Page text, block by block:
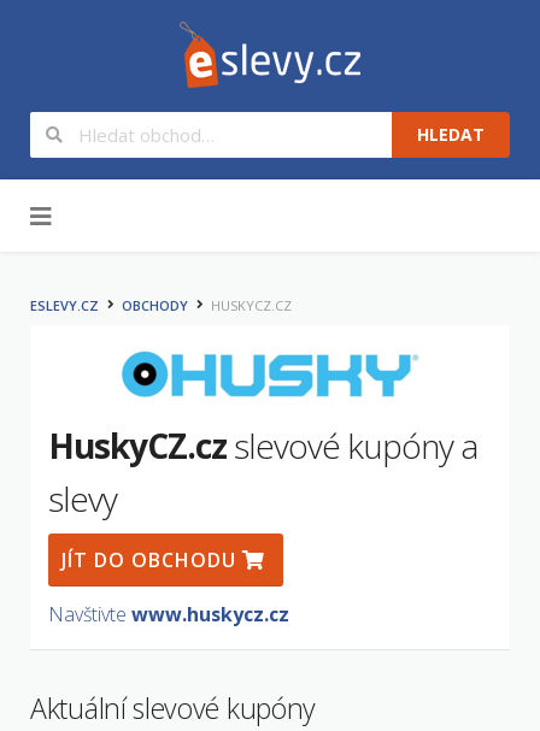
HLEDAT
ESLEVY.CZ OBCHODY HUSKYCZ.CZ
HuskyCZ.czslevové kupóny a
slevy
JÍT DO OBCHODU
Navštivte www.huskycz.cz
Aktuální slevové kupóny